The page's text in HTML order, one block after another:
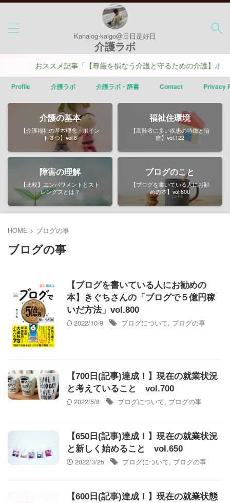
Kanalog-kaigo@日日是好日
介護ラボ
おススメ記事「【尊厳を損なう介護と守るための介護】ポイン
Profile 介護ラボ 介護ラボ・辞書 Contact Privacy
介護の基本
【介護福祉の基本理念・ポイン
ト３つ】vol.8
福祉住環境
【高齢者に多い疾患の特徴と治
療】vol.122
障害の理解
【比較】エンパワメントとスト
レングスとは？
ブログのこと
【ブログを書いている人にお勧
めの本】vol.800
HOME > ブログの事
ブログの事
【ブログを書いている人にお勧めの
本】きぐちさんの「ブログで５億円稼
いだ方法」vol.800
2022/10/9
ブログについて, ブログの事
【700日(記事)達成！】現在の就業状況
と考えていること vol.700
2022/5/8
ブログについて, ブログの事
【650日(記事)達成！】現在の就業状況
と新しく始めること vol.650
2022/3/25
ブログについて, ブログの事
【600日(記事)達成！】現在の就業状態